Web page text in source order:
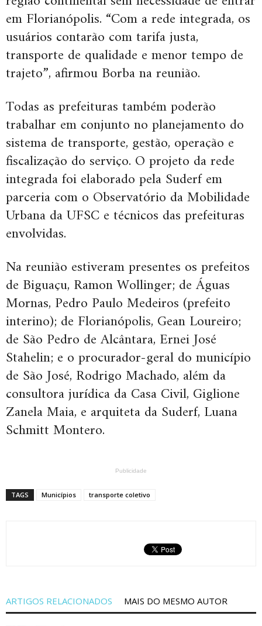
em Florianópolis. “Com a rede integrada, os
usuários contarão com tarifa justa,
transporte de qualidade e menor tempo de
trajeto”, afirmou Borba na reunião.
Todas as prefeituras também poderão
trabalhar em conjunto no planejamento do
sistema de transporte, gestão, operação e
fiscalização do serviço. O projeto da rede
integrada foi elaborado pela Suderf em
parceria com o Observatório da Mobilidade
Urbana da UFSC e técnicos das prefeituras
envolvidas.
Na reunião estiveram presentes os prefeitos
de Biguaçu, Ramon Wollinger; de Águas
Mornas, Pedro Paulo Medeiros (prefeito
interino); de Florianópolis, Gean Loureiro;
de São Pedro de Alcântara, Ernei José
Stahelin; e o procurador-geral do município
de São José, Rodrigo Machado, além da
consultora jurídica da Casa Civil, Giglione
Zanela Maia, e arquiteta da Suderf, Luana
Schmitt Montero.
Publicidade
TAGS Municípios transporte coletivo
ARTIGOS RELACIONADOS MAIS DO MESMO AUTOR